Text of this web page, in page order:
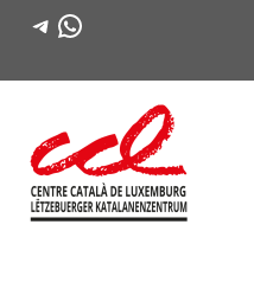
Telegram
WhatsApp
navegació
al
contingut